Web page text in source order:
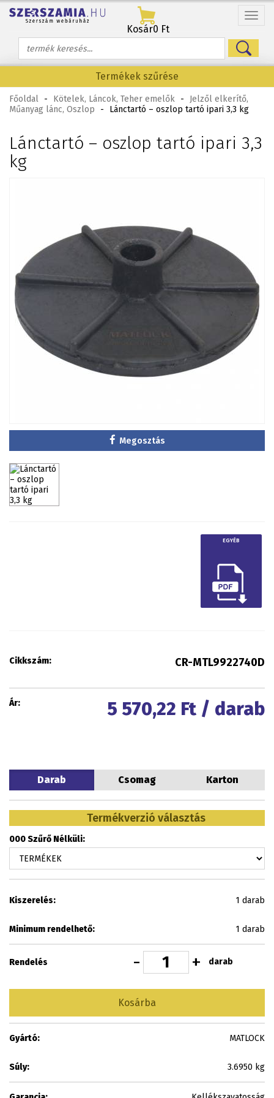
Menü
Kosár0 Ft
Termékek szűrése
Főoldal - Kötelek, Láncok, Teher emelők -
Jelzől elkerítő,
Műanyag lánc, Oszlop
- Lánctartó – oszlop tartó ipari 3,3 kg
Lánctartó – oszlop tartó ipari 3,3
kg
Megosztás
EGYÉB
Cikkszám: CR-MTL9922740D
Ár: 5 570,22 Ft / darab
Darab Csomag Karton
Termékverzió választás
000 Szűrő Nélküli:
Kiszerelés: 1 darab
Minimum rendelhető: 1 darab
Rendelés - + darab
Kosárba
Gyártó: MATLOCK
Súly: 3.6950 kg